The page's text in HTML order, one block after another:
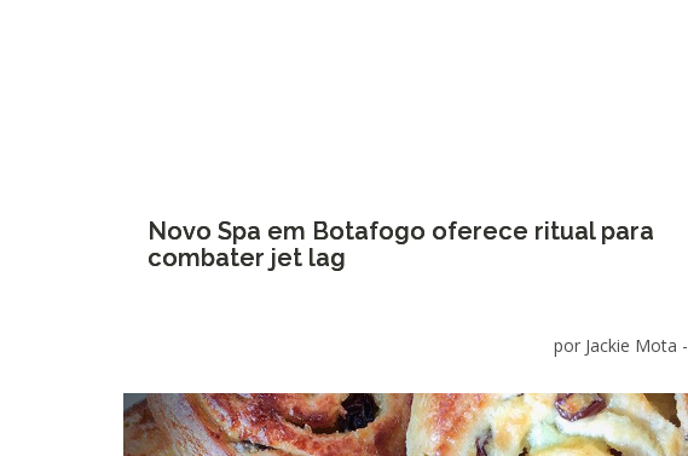
Novo Spa em Botafogo oferece ritual para
combater jet lag
por Jackie Mota -